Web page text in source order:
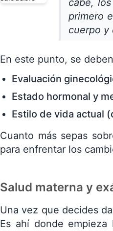
cabe,
primero
cuerpo y
En este punto, se
Evaluación
Estado hormonal y
Estilo de vida actual
Cuanto más sepas
para enfrentar los
Salud materna y
Una vez que decides
Es ahí donde